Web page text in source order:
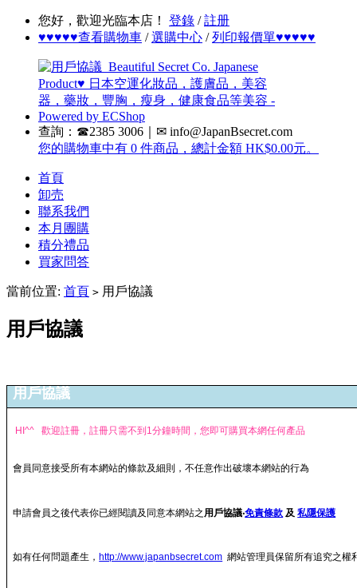
您好，歡迎光臨本店！ 登錄 /註册
♥♥♥♥♥查看購物車 /選購中心 /列印報價單♥♥♥♥♥
查詢：☎2385 3006｜✉ info@JapanBsecret.com
您的購物車中有 0 件商品，總計金額 HK$0.00元。
首頁
卸売
聯系我們
本月團購
積分禮品
買家問答
當前位置: 首頁 > 用戶協議
用戶協議
用戶協議
HI^^ 歡迎註冊，註冊只需不到1分鐘時間，您即可購買本網任何產品
會員同意接受所有本網站的條款及細則，不任意作出破壞本網站的行為
申請會員之後代表你已經閱讀及同意本網站之 用戶協議‧免責條款 及私隱保護
如有任何問題產生，http://www.japanbsecret.com 網站管理員保留所有追究之權